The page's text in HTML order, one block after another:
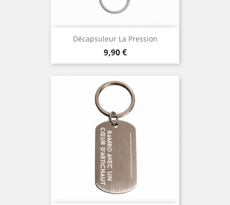
Décapsuleur La Pression
Prix
9,90 €